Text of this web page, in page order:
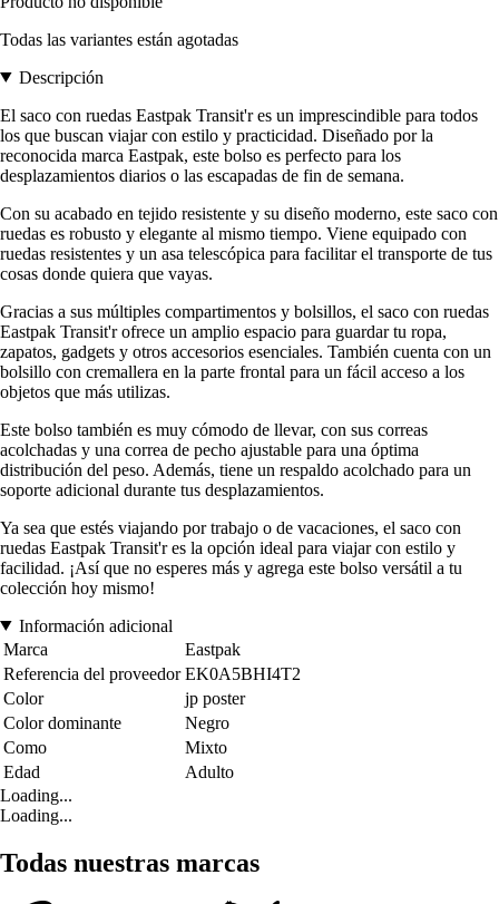
Todas las variantes están agotadas
Descripción
El saco con ruedas Eastpak Transit'r es un imprescindible para todos
los que buscan viajar con estilo y practicidad. Diseñado por la
reconocida marca Eastpak, este bolso es perfecto para los
desplazamientos diarios o las escapadas de fin de semana.
Con su acabado en tejido resistente y su diseño moderno, este saco con
ruedas es robusto y elegante al mismo tiempo. Viene equipado con
ruedas resistentes y un asa telescópica para facilitar el transporte de tus
cosas donde quiera que vayas.
Gracias a sus múltiples compartimentos y bolsillos, el saco con ruedas
Eastpak Transit'r ofrece un amplio espacio para guardar tu ropa,
zapatos, gadgets y otros accesorios esenciales. También cuenta con un
bolsillo con cremallera en la parte frontal para un fácil acceso a los
objetos que más utilizas.
Este bolso también es muy cómodo de llevar, con sus correas
acolchadas y una correa de pecho ajustable para una óptima
distribución del peso. Además, tiene un respaldo acolchado para un
soporte adicional durante tus desplazamientos.
Ya sea que estés viajando por trabajo o de vacaciones, el saco con
ruedas Eastpak Transit'r es la opción ideal para viajar con estilo y
facilidad. ¡Así que no esperes más y agrega este bolso versátil a tu
colección hoy mismo!
Información adicional
Marca
Eastpak
Referencia del proveedor EK0A5BHI4T2
Color
jp poster
Color dominante
Negro
Como
Mixto
Edad
Adulto
Loading...
Loading...
Todas nuestras marcas